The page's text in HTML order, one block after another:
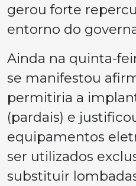
gerou forte
entorno do
Ainda na quinta-
se manifestou
permitiria a
(pardais) e
equipamentos
ser utilizados
substituir